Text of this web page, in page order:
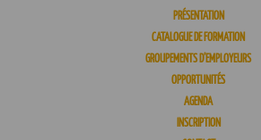
PRÉSENTATION
CATALOGUE DE FORMATION
GROUPEMENTS D’EMPLOYEURS
OPPORTUNITÉS
AGENDA
INSCRIPTION